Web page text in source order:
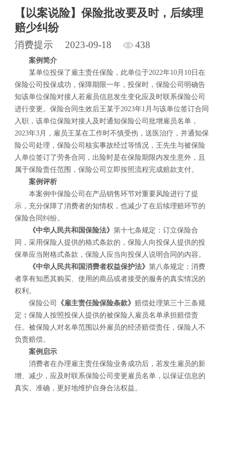
【以案说险】保险批改要及时，后续理
赔少纠纷
消费提示 2023-09-18 438
案例简介
某单位投保了雇主责任保险，此单位于2022年10月10日在
保险公司投保成功，保障期限一年，投保时，保险公司明确告
知该单位保险对接人若雇员信息发生变化应及时联系保险公司
进行变更。保险合同生效后王某于2023年1月与该单位签订合同
入职，该单位保险对接人及时通知保险公司批增雇员名单，
2023年3月，雇员王某在工作时不慎受伤，送医治疗，并通知保
险公司处理，保险公司核实事故经过等情况，王先生与被保险
人单位签订了劳务合同，出险时是在保险期限内发生意外，且
属于保险责任范围，保险公司立即按照流程完成赔款支付。
案例评析
本案例中保险公司在产品销售环节对重要风险进行了提
示，充分保障了消费者的知情权，也减少了在后续理赔环节的
保险合同纠纷。
《中华人民共和国保险法》 第十七条规定：订立保险合
同，采用保险人提供的格式条款的，保险人向投保人提供的投
保单应当附格式条款，保险人应当向投保人说明合同的内容。
《中华人民共和国消费者权益保护法》 第八条规定：消费
者享有知悉其购买、使用的商品或者接受的服务的真实情况的
权利。
保险公司
《雇主责任险保险条款》 赔偿处理第三十三条规
定 ： 保险人按照投保人提供的被保险人雇员名单承担赔偿责
任。被保险人对名单范围以外雇员的经济赔偿责任，保险人不
负责赔偿。
案例启示
消费者在办理雇主责任保险业务成功后，若发生雇员的新
增、减少，应及时联系保险公司变更雇员名单，以保证信息的
真实、准确，更好地维护自身合法权益。